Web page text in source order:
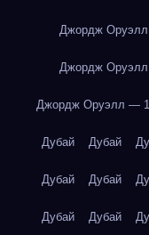
Джордж
Джордж
Джордж Оруэлл —
Дубай Дубай
Дубай Дубай
Дубай Дубай